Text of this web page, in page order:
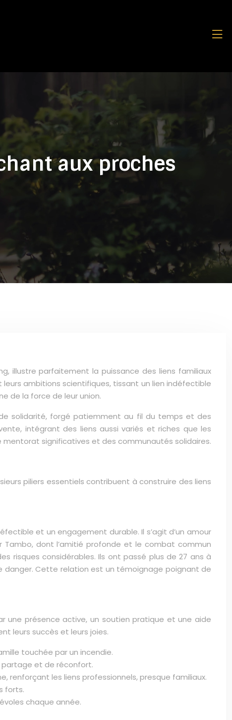
aux proches
illustre parfaitement la puissance des liens familiaux
ambitions scientifiques, tissant un lien indéfectible
de la force de leur union.
solidarité, forgé patiemment au fil du temps et des
intégrant des liens aussi variés et riches que les
significatives et des communautés solidaires.
piliers essentiels contribuent à construire des liens
et un engagement durable. Il s’agit d’un amour
Tambo, dont l’amitié profonde et le combat commun
risques considérables. Ils ont passé plus de 27 ans à
Cette relation est un témoignage poignant de
une présence active, un soutien pratique et une aide
leurs succès et leurs joies.
touchée par un incendie.
partage et de réconfort.
renforçant les liens professionnels, presque familiaux.
forts.
chaque année.